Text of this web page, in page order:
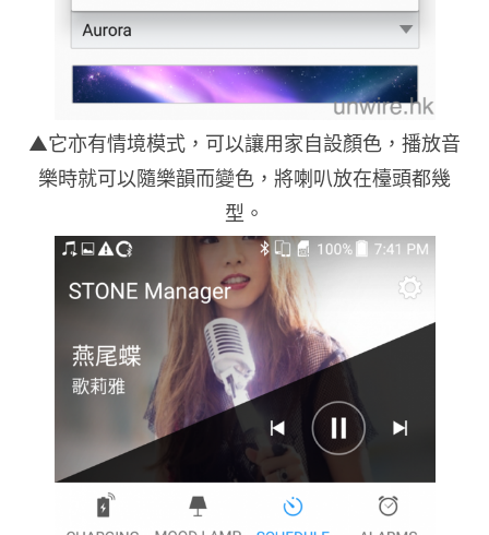
▲它亦有情境模式，可以讓用家自設顏色，播放音
樂時就可以隨樂韻而變色，將喇叭放在檯頭都幾
型。